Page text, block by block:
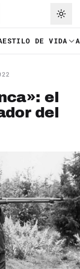
ESTILO DE VIDA
el
del